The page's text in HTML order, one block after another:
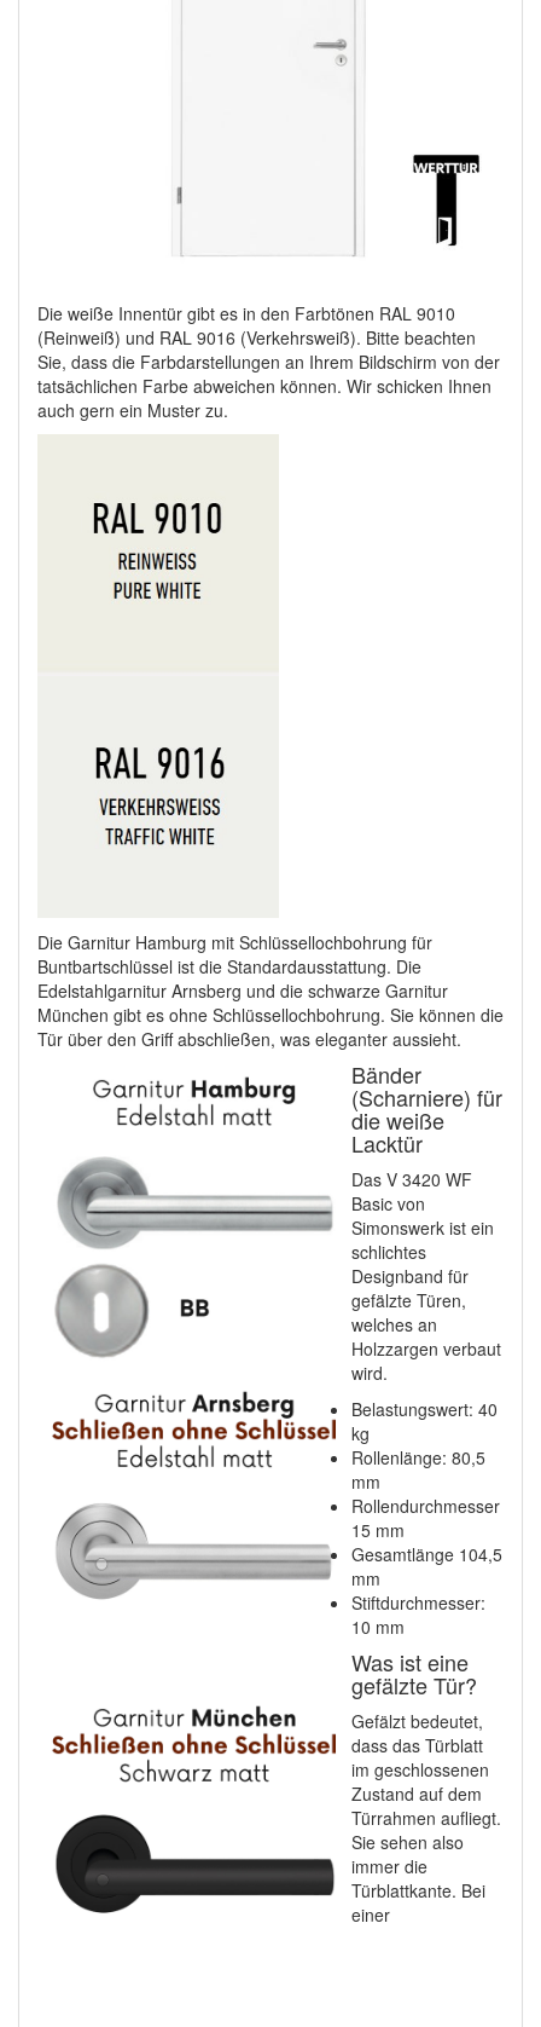
Die weiße Innentür gibt es in den Farbtönen RAL 9010
(Reinweiß) und RAL 9016 (Verkehrsweiß). Bitte beachten
Sie, dass die Farbdarstellungen an Ihrem Bildschirm von der
tatsächlichen Farbe abweichen können. Wir schicken Ihnen
auch gern ein Muster zu.
Die Garnitur Hamburg mit Schlüssellochbohrung für
Buntbartschlüssel ist die Standardausstattung. Die
Edelstahlgarnitur Arnsberg und die schwarze Garnitur
München gibt es ohne Schlüssellochbohrung. Sie können die
Tür über den Griff abschließen, was eleganter aussieht.
Bänder
(Scharniere) für
die weiße
Lacktür
Das V 3420 WF
Basic von
Simonswerk ist ein
schlichtes
Designband für
gefälzte Türen,
welches an
Holzzargen verbaut
wird.
Belastungswert: 40
kg
Rollenlänge: 80,5
mm
Rollendurchmesser
15 mm
Gesamtlänge 104,5
mm
Stiftdurchmesser:
10 mm
Was ist eine
gefälzte Tür?
Gefälzt bedeutet,
dass das Türblatt
im geschlossenen
Zustand auf dem
Türrahmen aufliegt.
Sie sehen also
immer die
Türblattkante. Bei
einer